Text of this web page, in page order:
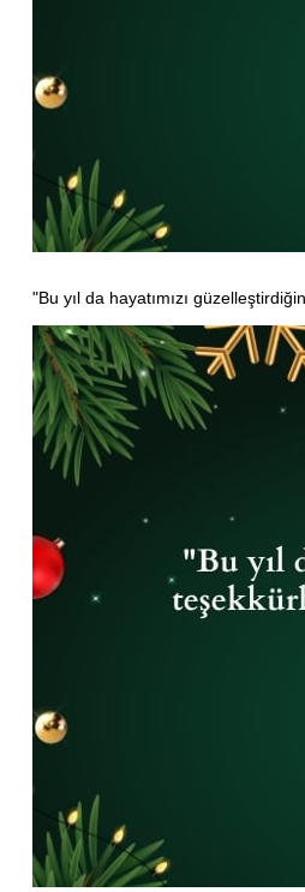
"Bu yıl da hayatımızı